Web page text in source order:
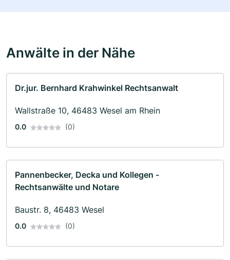
Anwälte in der Nähe
Dr.jur. Bernhard Krahwinkel Rechtsanwalt
Wallstraße 10, 46483 Wesel am Rhein
0.0 (0)
Pannenbecker, Decka und Kollegen -
Rechtsanwälte und Notare
Baustr. 8, 46483 Wesel
0.0 (0)